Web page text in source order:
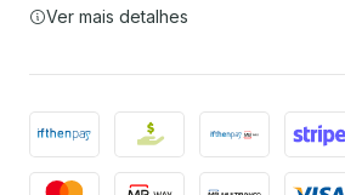
Ver mais detalhes